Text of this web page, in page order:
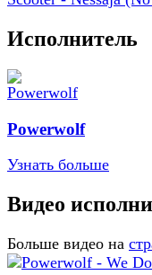
Исполнитель
Powerwolf
Узнать больше
Видео
Больше видео на